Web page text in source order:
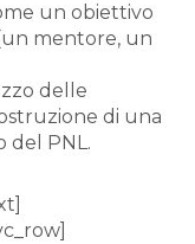
un obiettivo
mentore, un
delle
di una
del PNL.